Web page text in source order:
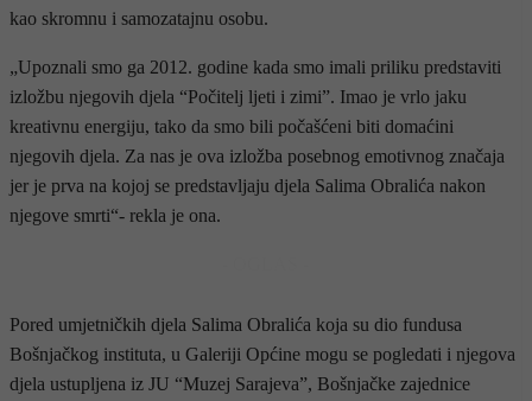
kao skromnu i samozatajnu osobu.
„Upoznali smo ga 2012. godine kada smo imali priliku predstaviti
izložbu njegovih djela “Počitelj ljeti i zimi”. Imao je vrlo jaku
kreativnu energiju, tako da smo bili počašćeni biti domaćini
njegovih djela. Za nas je ova izložba posebnog emotivnog značaja
jer je prva na kojoj se predstavljaju djela Salima Obralića nakon
njegove smrti“- rekla je ona.
Pored umjetničkih djela Salima Obralića koja su dio fundusa
Bošnjačkog instituta, u Galeriji Općine mogu se pogledati i njegova
djela ustupljena iz JU “Muzej Sarajeva”, Bošnjačke zajednice